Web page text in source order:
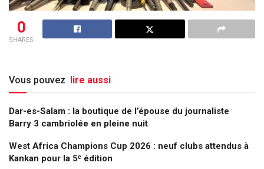
0
SHARES
Vous pouvez lire aussi
Dar-es-Salam : la boutique de l’épouse du journaliste
Barry 3 cambriolée en pleine nuit
West Africa Champions Cup 2026 : neuf clubs attendus à
Kankan pour la 5ᵉ édition